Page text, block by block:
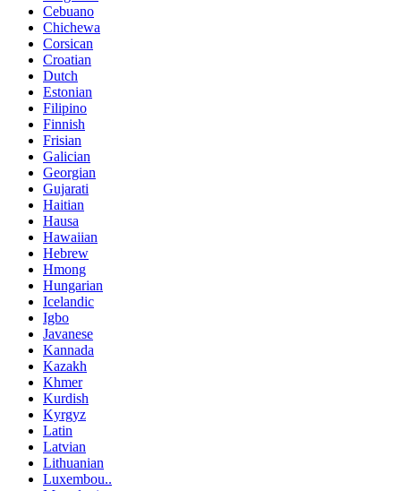
Cebuano
Chichewa
Corsican
Croatian
Dutch
Estonian
Filipino
Finnish
Frisian
Galician
Georgian
Gujarati
Haitian
Hausa
Hawaiian
Hebrew
Hmong
Hungarian
Icelandic
Igbo
Javanese
Kannada
Kazakh
Khmer
Kurdish
Kyrgyz
Latin
Latvian
Lithuanian
Luxembou..